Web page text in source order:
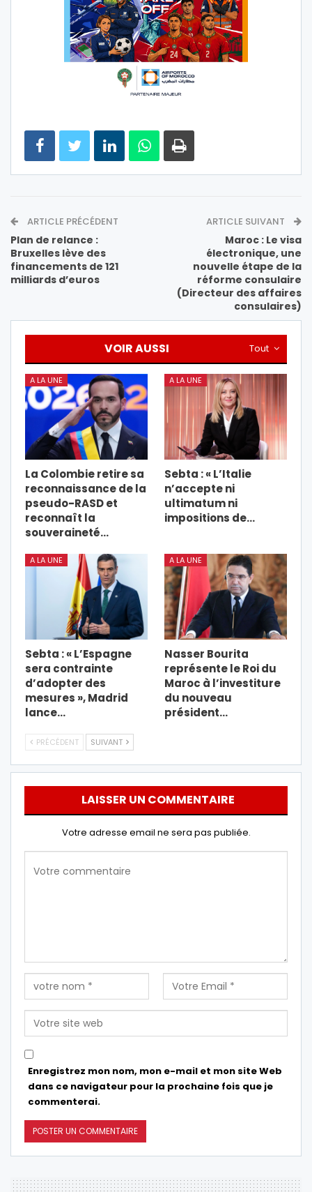
ARTICLE PRÉCÉDENT
Plan de relance :
Bruxelles lève des
financements de 121
milliards d’euros
ARTICLE SUIVANT
Maroc : Le visa
électronique, une
nouvelle étape de la
réforme consulaire
(Directeur des affaires
consulaires)
Tout
VOIR AUSSI
A LA UNE
La Colombie retire sa
reconnaissance de la
pseudo-RASD et
reconnaît la
souveraineté…
A LA UNE
Sebta : « L’Italie
n’accepte ni
ultimatum ni
impositions de…
A LA UNE
Sebta : « L’Espagne
sera contrainte
d’adopter des
mesures », Madrid
lance…
A LA UNE
Nasser Bourita
représente le Roi du
Maroc à l’investiture
du nouveau
président…
PRÉCÉDENT SUIVANT
LAISSER UN COMMENTAIRE
Votre adresse email ne sera pas publiée.
Enregistrez mon nom, mon e-mail et mon site Web
dans ce navigateur pour la prochaine fois que je
commenterai.